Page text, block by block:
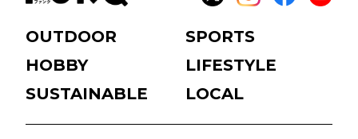
OUTDOOR
SPORTS
HOBBY
LIFESTYLE
SUSTAINABLE
LOCAL